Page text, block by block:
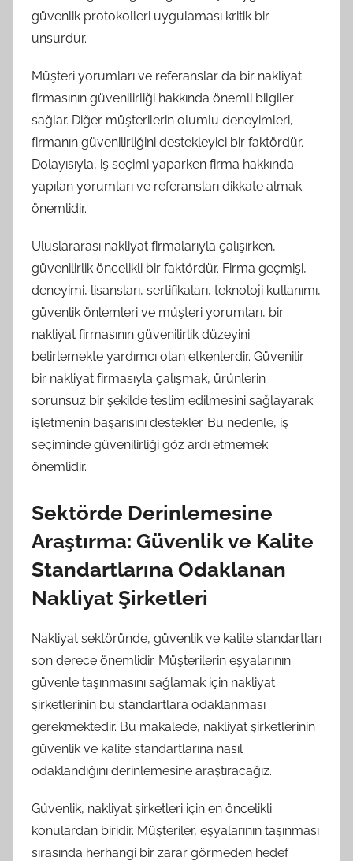
güvenlik protokolleri uygulaması kritik bir
unsurdur.
Müşteri yorumları ve referanslar da bir nakliyat
firmasının güvenilirliği hakkında önemli bilgiler
sağlar. Diğer müşterilerin olumlu deneyimleri,
firmanın güvenilirliğini destekleyici bir faktördür.
Dolayısıyla, iş seçimi yaparken firma hakkında
yapılan yorumları ve referansları dikkate almak
önemlidir.
Uluslararası nakliyat firmalarıyla çalışırken,
güvenilirlik öncelikli bir faktördür. Firma geçmişi,
deneyimi, lisansları, sertifikaları, teknoloji kullanımı,
güvenlik önlemleri ve müşteri yorumları, bir
nakliyat firmasının güvenilirlik düzeyini
belirlemekte yardımcı olan etkenlerdir. Güvenilir
bir nakliyat firmasıyla çalışmak, ürünlerin
sorunsuz bir şekilde teslim edilmesini sağlayarak
işletmenin başarısını destekler. Bu nedenle, iş
seçiminde güvenilirliği göz ardı etmemek
önemlidir.
Sektörde Derinlemesine
Araştırma: Güvenlik ve Kalite
Standartlarına Odaklanan
Nakliyat Şirketleri
Nakliyat sektöründe, güvenlik ve kalite standartları
son derece önemlidir. Müşterilerin eşyalarının
güvenle taşınmasını sağlamak için nakliyat
şirketlerinin bu standartlara odaklanması
gerekmektedir. Bu makalede, nakliyat şirketlerinin
güvenlik ve kalite standartlarına nasıl
odaklandığını derinlemesine araştıracağız.
Güvenlik, nakliyat şirketleri için en öncelikli
konulardan biridir. Müşteriler, eşyalarının taşınması
sırasında herhangi bir zarar görmeden hedef